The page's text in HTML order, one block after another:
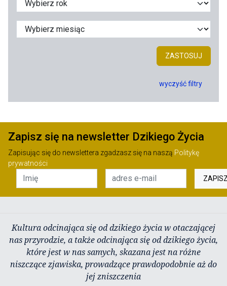
ZASTOSUJ
wyczyść filtry
Zapisz się na newsletter Dzikiego Życia
Zapisując się do newslettera zgadzasz się na naszą Politykę
prywatności
Kultura odcinająca się od dzikiego życia w otaczającej
nas przyrodzie, a także odcinająca się od dzikiego życia,
które jest w nas samych, skazana jest na różne
niszczące zjawiska, prowadzące prawdopodobnie aż do
jej zniszczenia